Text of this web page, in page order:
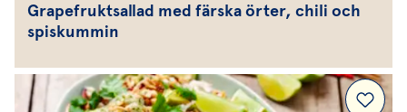
Grapefruktsallad med färska örter, chili och
spiskummin